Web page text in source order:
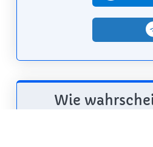
Wie